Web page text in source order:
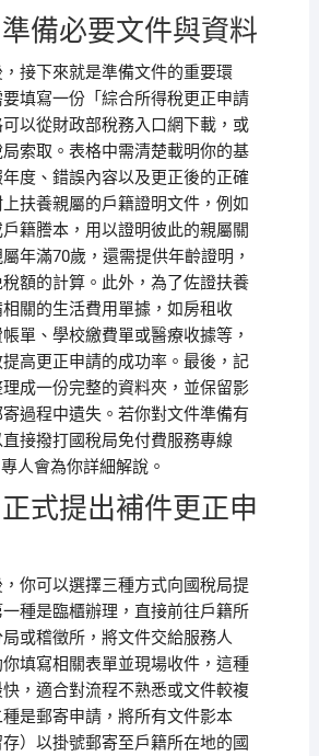
備必要文件與資料
接下來就是準備文件的重要環
填寫一份「綜合所得稅更正申請
以從財政部稅務入口網下載，或
索取。表格中需清楚載明你的基
度、錯誤內容以及更正後的正確
扶養親屬的戶籍證明文件，例如
籍謄本，用以證明彼此的親屬關
年滿70歲，還需提供年齡證明，
額的計算。此外，為了佐證扶養
關的生活費用單據，如房租收
單、學校繳費單或醫療收據等，
高更正申請的成功率。最後，記
成一份完整的資料夾，並保留影
過程中遺失。若你對文件準備有
接撥打國稅局免付費服務專線
人會為你詳細解說。
式提出補件更正申
你可以選擇三種方式向國稅局提
種是臨櫃辦理，直接前往戶籍所
或稽徵所，將文件交給服務人
填寫相關表單並現場收件，這種
，適合對流程不熟悉或文件較複
是郵寄申請，將所有文件影本
存）以掛號郵寄至戶籍所在地的國